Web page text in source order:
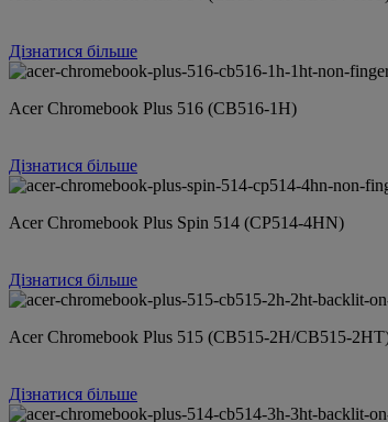
Дізнатися більше
Acer Chromebook Plus 516 (CB516-1H)
Дізнатися більше
Acer Chromebook Plus Spin 514 (CP514-4HN)
Дізнатися більше
Acer Chromebook Plus 515 (CB515-2H/CB515-
Дізнатися більше